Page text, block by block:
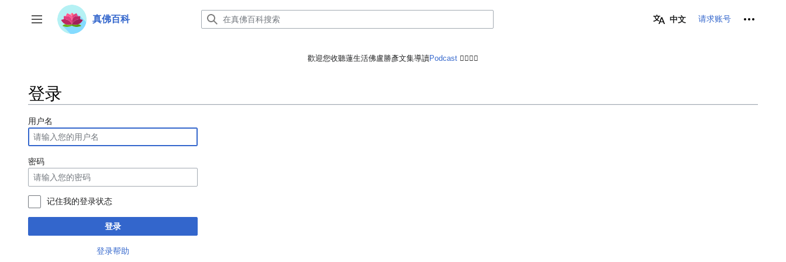
转
开关侧边栏
真佛百科 中文 请求账号 个人工具
歡迎您收聽蓮生活佛盧勝彥文集導讀Podcast 🙋‍♂️🙋‍♀️
登录
用户名
密码
记住我的登录状态
登录
登录帮助